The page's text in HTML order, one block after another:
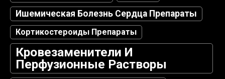
Ишемическая Болезнь Сердца Препараты
Кортикостероиды Препараты
Кровезаменители И
Перфузионные Растворы